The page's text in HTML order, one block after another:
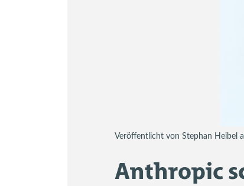
Veröffentlicht von Stephan Heibel
Anthropic